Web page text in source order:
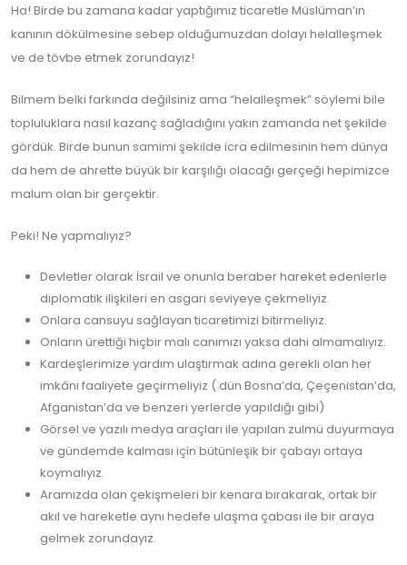
Ha! Birde bu zamana kadar yaptığımız ticaretle Müslüman’ın
kanının dökülmesine sebep olduğumuzdan dolayı helalleşmek
ve de tövbe etmek zorundayız!
Bilmem belki farkında değilsiniz ama “helalleşmek” söylemi bile
topluluklara nasıl kazanç sağladığını yakın zamanda net şekilde
gördük. Birde bunun samimi şekilde icra edilmesinin hem dünya
da hem de ahrette büyük bir karşılığı olacağı gerçeği hepimizce
malum olan bir gerçektir.
Peki! Ne yapmalıyız?
Devletler olarak İsrail ve onunla beraber hareket edenlerle
diplomatik ilişkileri en asgari seviyeye çekmeliyiz.
Onlara cansuyu sağlayan ticaretimizi bitirmeliyiz.
Onların ürettiği hiçbir malı canımızı yaksa dahi almamalıyız.
Kardeşlerimize yardım ulaştırmak adına gerekli olan her
imkânı faaliyete geçirmeliyiz ( dün Bosna’da, Çeçenistan’da,
Afganistan’da ve benzeri yerlerde yapıldığı gibi)
Görsel ve yazılı medya araçları ile yapılan zulmü duyurmaya
ve gündemde kalması için bütünleşik bir çabayı ortaya
koymalıyız.
Aramızda olan çekişmeleri bir kenara bırakarak, ortak bir
akıl ve hareketle aynı hedefe ulaşma çabası ile bir araya
gelmek zorundayız.